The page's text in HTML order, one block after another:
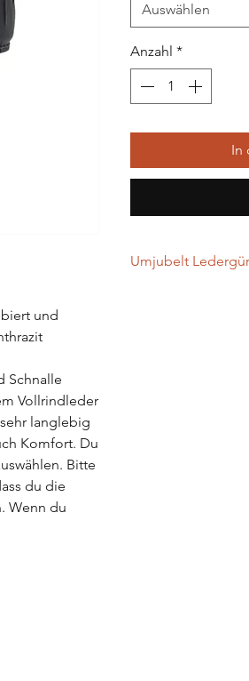
und
Schnalle
Vollrindleder
langlebig
Komfort. Du
Bitte
du die
Wenn du
Auswählen
Anzahl *
In
Umjubelt